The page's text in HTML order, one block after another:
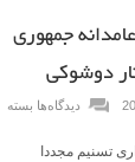
جمهوری
دوشوکی
دیدگاه‌ها بسته
مهر سال ١۳۹۷ خبرگزاری تسنیم مجددا